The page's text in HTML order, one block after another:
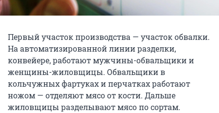
Первый участок производства — участок обвалки.
На автоматизированной линии разделки,
конвейере, работают мужчины-обвальщики и
женщины-жиловщицы. Обвальщики в
кольчужных фартуках и перчатках работают
ножом — отделяют мясо от кости. Дальше
жиловщицы разделывают мясо по сортам.